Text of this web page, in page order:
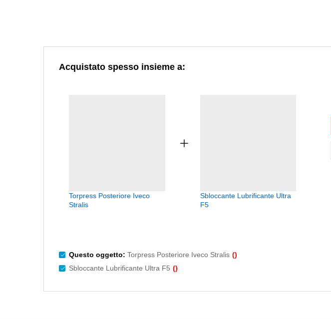
Acquistato spesso insieme a:
Torpress Posteriore Iveco
Stralis
Sbloccante Lubrificante Ultra
F5
Questo oggetto: Torpress Posteriore Iveco Stralis ()
Sbloccante Lubrificante Ultra F5 ()